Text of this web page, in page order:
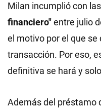
Milan incumplió con
financiero"entre julio
el motivo por el que se
transacción. Por eso,
definitiva se hará y
Además del préstamo